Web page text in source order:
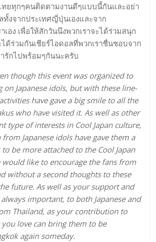
ยทุกๆคนติดตามงานดีๆแบบนี้กันและอย่า
งจากประเทศญี่ปุ่นเองและจาก
เอง เพื่อให้สักวันนึงพวกเราจะได้ร่วมสนุก
ด้ร่วมกันเชียร์ไอดอลที่พวกเราชื่นชอบจาก
ารักไปพร้อมๆกันนะครับ
though this event was organized to
on Japanese idols, but with these line-
have gave a big smile to all the
who have visited it. As well as other
type of interests in Cool Japan culture,
Japanese idols have gave them a
be more attached to the Cool Japan
like to encourage the fans from
without a second thoughts to these
future. As well as your support and
important, to both Japanese and
Thailand, as your contribution to
love can bring them to be
again someday.